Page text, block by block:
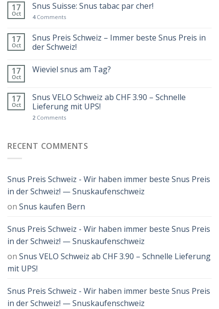
17
Oct
Snus Suisse: Snus tabac par cher!
4Comments
17
Oct
Snus Preis Schweiz – Immer beste Snus Preis in
der Schweiz!
17
Oct
Wieviel snus am Tag?
17
Oct
Snus VELO Schweiz ab CHF 3.90 – Schnelle
Lieferung mit UPS!
2 Comments
RECENT COMMENTS
Snus Preis Schweiz - Wir haben immer beste Snus Preis
in der Schweiz! — Snuskaufenschweiz
on Snus kaufen Bern
Snus Preis Schweiz - Wir haben immer beste Snus Preis
in der Schweiz! — Snuskaufenschweiz
on Snus VELO Schweiz ab CHF 3.90 – Schnelle Lieferung
mit UPS!
Snus Preis Schweiz - Wir haben immer beste Snus Preis
in der Schweiz! — Snuskaufenschweiz